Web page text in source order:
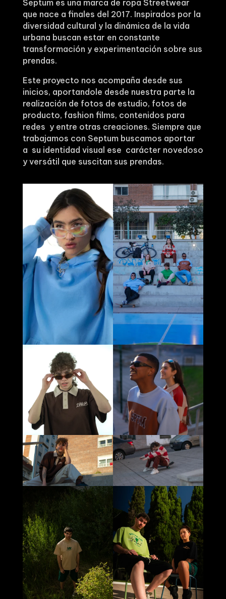
Septum es una marca de ropa Streetwear
que nace a finales del 2017. Inspirados por la
diversidad cultural y la dinámica de la vida
urbana buscan estar en constante
transformación y experimentación sobre sus
prendas.
Este proyecto nos acompaña desde sus
inicios, aportandole desde nuestra parte la
realización de fotos de estudio, fotos de
producto, fashion films, contenidos para
redes y entre otras creaciones. Siempre que
trabajamos con Septum buscamos aportar
a su identidad visual ese carácter novedoso
y versátil que suscitan sus prendas.